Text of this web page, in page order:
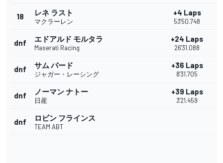
18 レネ ラスト
マクラーレン
+4 Laps
53'50.748
dnf エドアルド モルタラ
Maserati Racing
+24 Laps
26'31.088
dnf サム バード
ジャガー・レーシング
+36 Laps
8'31.705
dnf ノーマン ナトー
日産
+39 Laps
3'21.459
dnf ロビン フラインス
TEAM ABT